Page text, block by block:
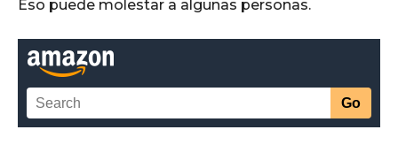
Eso puede molestar a algunas personas.